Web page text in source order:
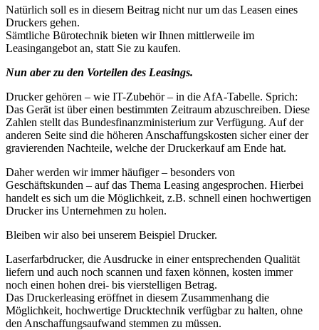
Natürlich soll es in diesem Beitrag nicht nur um das Leasen eines
Druckers gehen.
Sämtliche Bürotechnik bieten wir Ihnen mittlerweile im
Leasingangebot an, statt Sie zu kaufen.
Nun aber zu den Vorteilen des Leasings.
Drucker gehören – wie IT-Zubehör – in die AfA-Tabelle. Sprich:
Das Gerät ist über einen bestimmten Zeitraum abzuschreiben. Diese
Zahlen stellt das Bundesfinanzministerium zur Verfügung. Auf der
anderen Seite sind die höheren Anschaffungskosten sicher einer der
gravierenden Nachteile, welche der Druckerkauf am Ende hat.
Daher werden wir immer häufiger – besonders von
Geschäftskunden – auf das Thema Leasing angesprochen. Hierbei
handelt es sich um die Möglichkeit, z.B. schnell einen hochwertigen
Drucker ins Unternehmen zu holen.
Bleiben wir also bei unserem Beispiel Drucker.
Laserfarbdrucker, die Ausdrucke in einer entsprechenden Qualität
liefern und auch noch scannen und faxen können, kosten immer
noch einen hohen drei- bis vierstelligen Betrag.
Das Druckerleasing eröffnet in diesem Zusammenhang die
Möglichkeit, hochwertige Drucktechnik verfügbar zu halten, ohne
den Anschaffungsaufwand stemmen zu müssen.